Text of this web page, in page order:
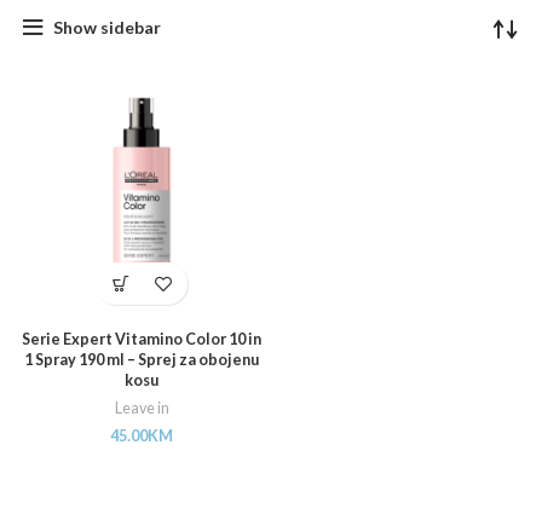
Show sidebar
Serie Expert Vitamino Color 10 in
1 Spray 190 ml – Sprej za obojenu
kosu
Leave in
45.00KM